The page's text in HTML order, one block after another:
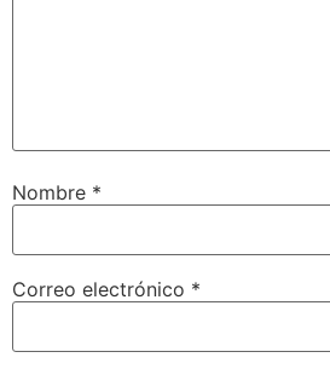
Nombre *
Correo electrónico *